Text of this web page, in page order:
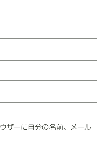
ザーに自分の名前、メール